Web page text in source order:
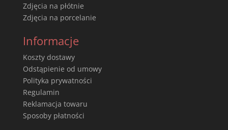
Zdjęcia na płótnie
Zdjęcia na porcelanie
Informacje
Koszty dostawy
Odstąpienie od umowy
Polityka prywatności
Regulamin
Reklamacja towaru
Sposoby płatności